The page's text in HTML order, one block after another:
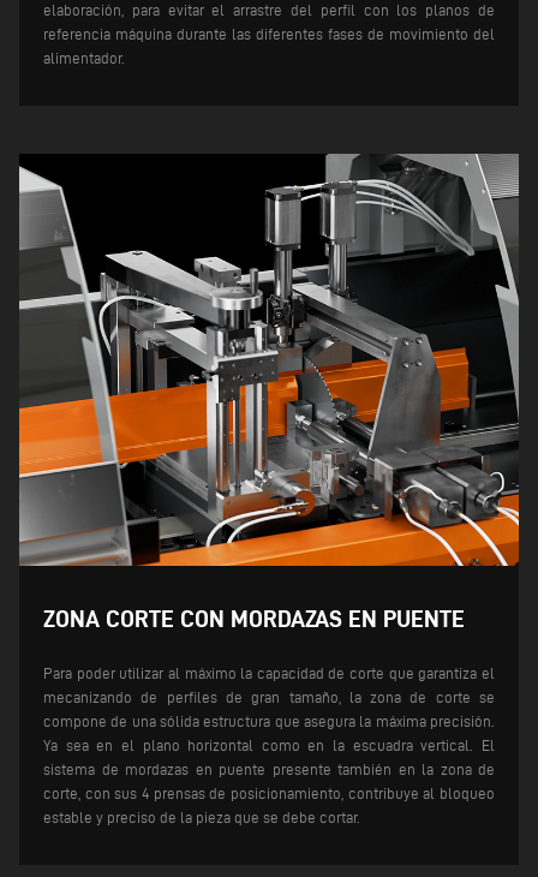
elaboración, para evitar el arrastre del perfil con los planos de
referencia máquina durante las diferentes fases de movimiento del
alimentador.
ZONA CORTE CON MORDAZAS EN PUENTE
Para poder utilizar al máximo la capacidad de corte que garantiza el
mecanizando de perfiles de gran tamaño, la zona de corte se
compone de una sólida estructura que asegura la máxima precisión.
Ya sea en el plano horizontal como en la escuadra vertical.
El
sistema de mordazas en puente presente también en la zona de
corte, con sus 4 prensas de posicionamiento, contribuye al bloqueo
estable y preciso de la pieza que se debe cortar.